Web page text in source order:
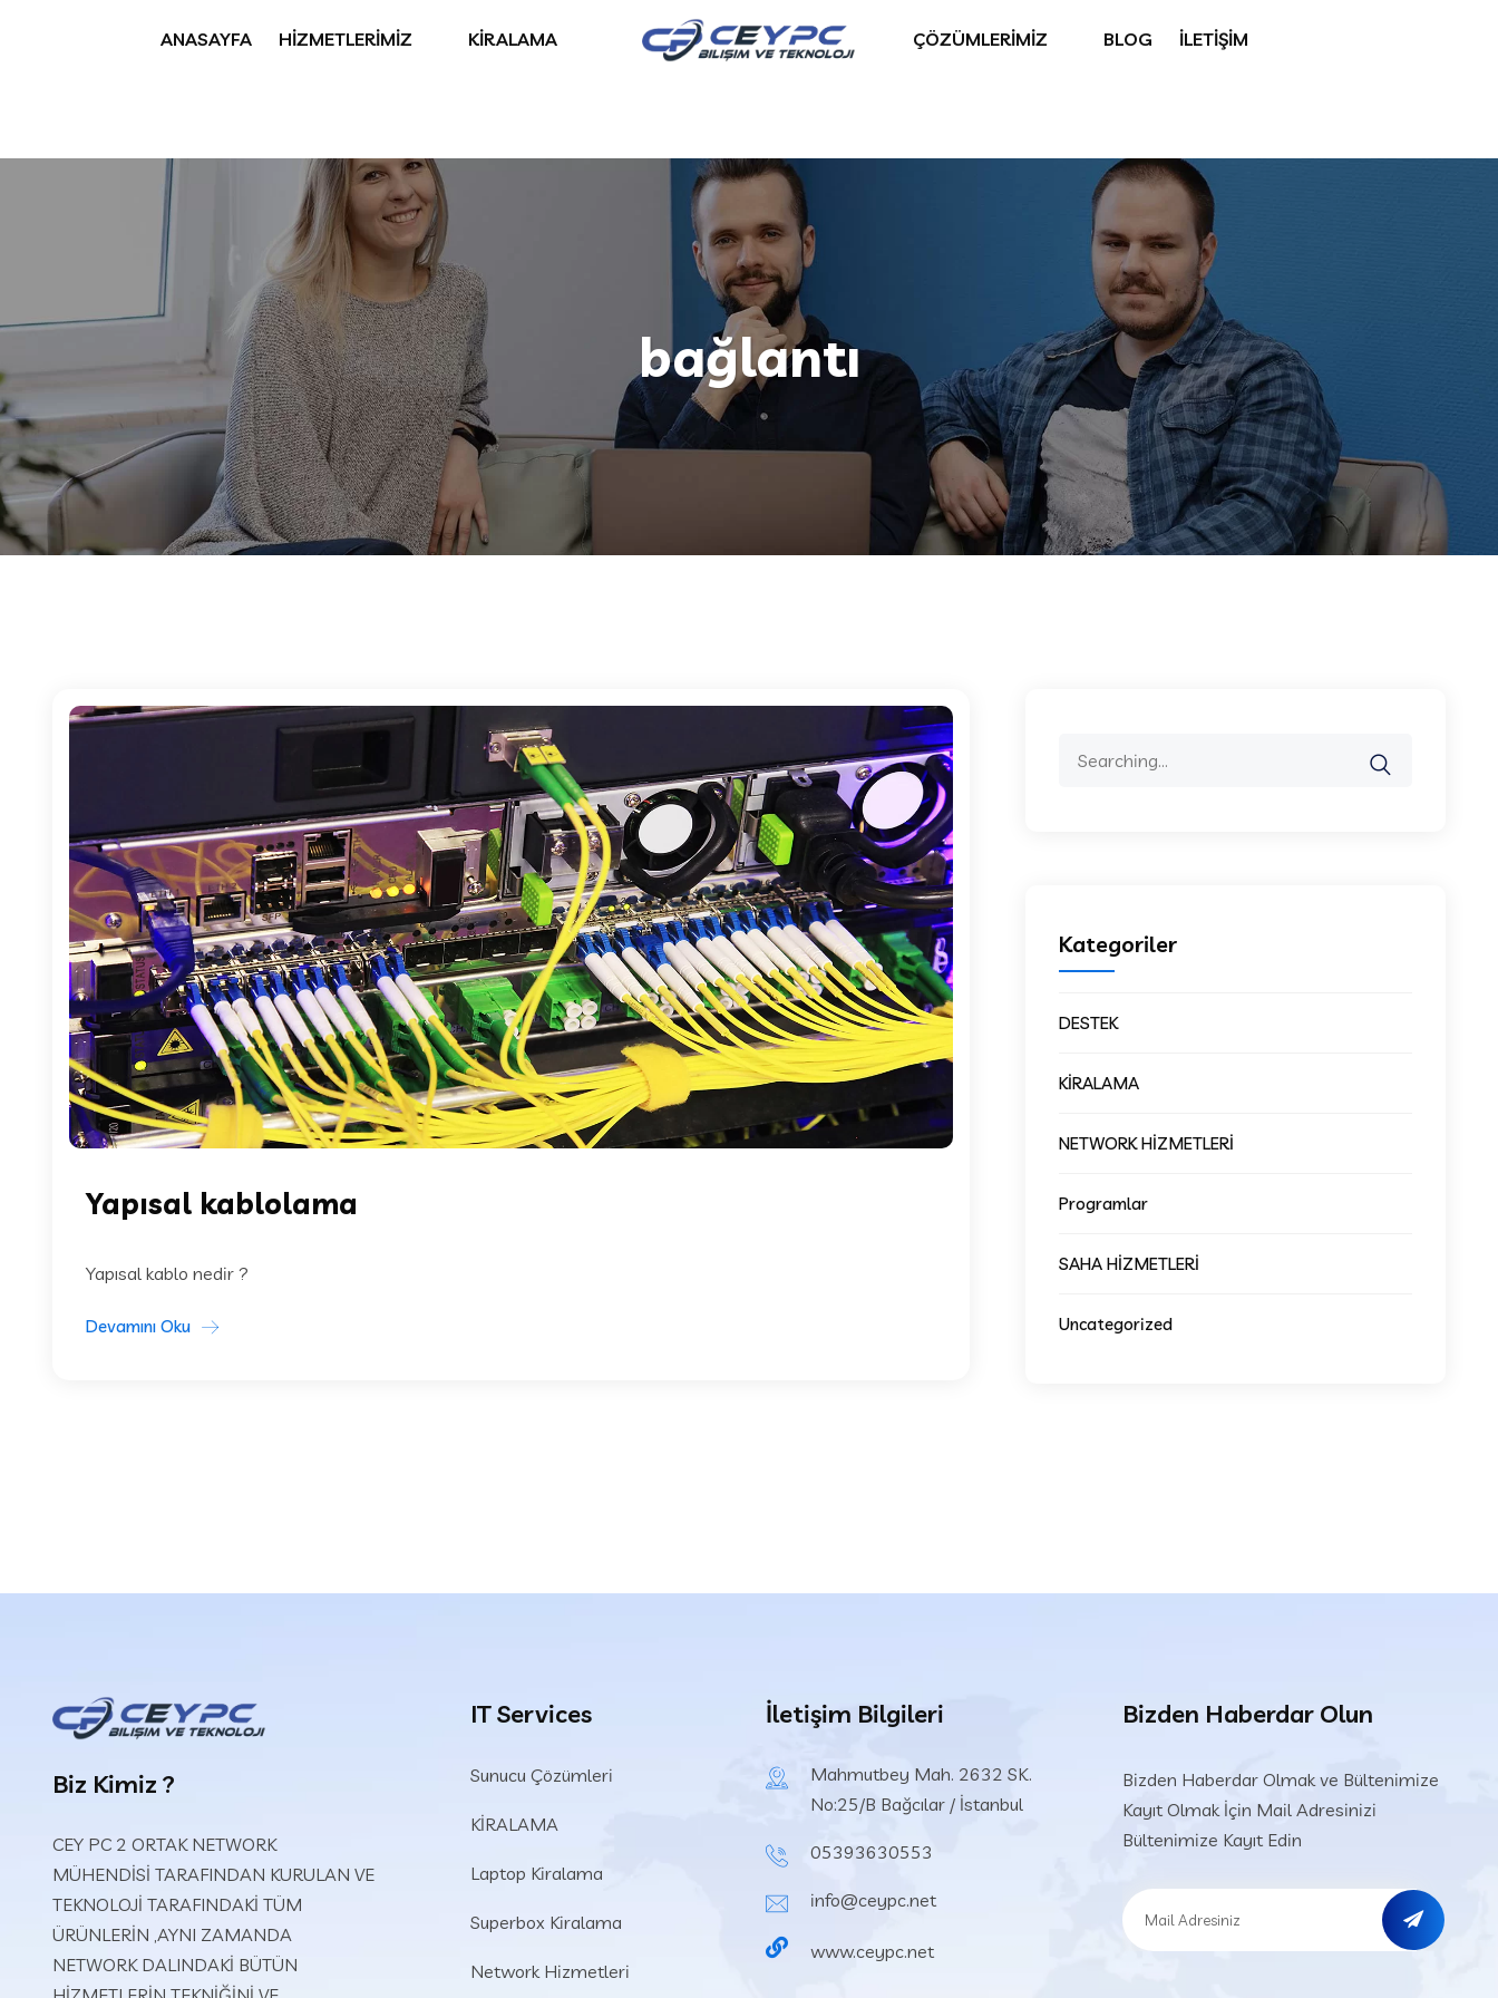
ANASAYFA HİZMETLERİMİZ KİRALAMA ÇÖZÜMLERİMİZ BLOG İLETİŞİM
bağlantı
Yapısal kablolama
Yapısal kablo nedir ?
Devamını Oku
Kategoriler
DESTEK
KİRALAMA
NETWORK HİZMETLERİ
Programlar
SAHA HİZMETLERİ
Uncategorized
Biz Kimiz ?
CEY PC 2 ORTAK NETWORK
MÜHENDİSİ TARAFINDAN KURULAN VE
TEKNOLOJİ TARAFINDAKİ TÜM
ÜRÜNLERİN ,AYNI ZAMANDA
NETWORK DALINDAKİ BÜTÜN
IT Services
Sunucu Çözümleri
KİRALAMA
Laptop Kiralama
Superbox Kiralama
Network Hizmetleri
İletişim Bilgileri
Mahmutbey Mah. 2632 SK.
No:25/B Bağcılar / İstanbul
05393630553
info@ceypc.net
www.ceypc.net
Bizden Haberdar Olun
Bizden Haberdar Olmak ve Bültenimize
Kayıt Olmak İçin Mail Adresinizi
Bültenimize Kayıt Edin